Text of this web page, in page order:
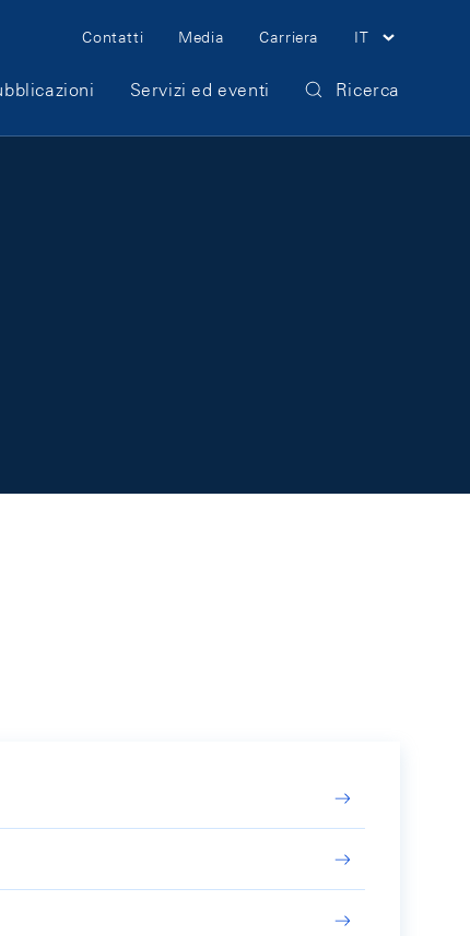
Meta Navigation
Contatti Media Carriera IT
Servizi ed eventi Ricerca